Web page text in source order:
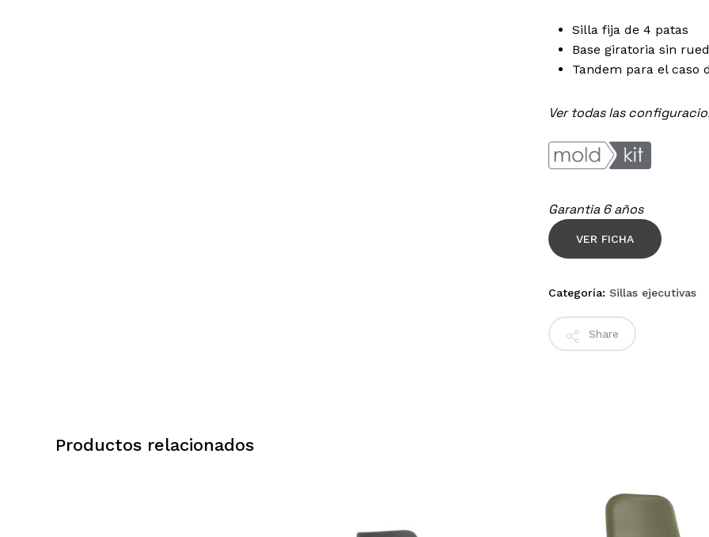
Silla fija de 4 patas
Base giratoria sin
Tandem para el caso
Ver todas las
Garantia 6 años
VER FICHA
Categoría:Sillas ejecutivas
Share
Productos relacionados